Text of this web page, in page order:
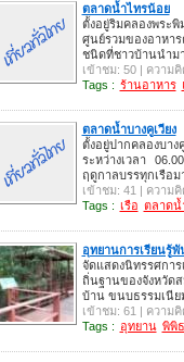
ตลาดน้ำไทรน้อย
ตั้งอยู่ริมคลองพระ
ศูนย์รวมของอาหา
ชนิดที่ชาวบ้านนำม
เข้าชม: 50 | ความ
Tags : ร้านอาหาร
ตลาดน้ำบางคูเวียง
ตั้งอยู่ปากคลองบาง
ระหว่างเวลา
ฤดูกาลบรรทุกเรือม
เข้าชม: 41 | ความ
Tags : เรือ ตลาดน้
อุทยานการเรียนรู้
จัดแสดงนิทรรศการ
ถิ่นฐานของจังหวัด
บ้าน ขนบธรรมเนีย
เข้าชม: 61 | ความ
Tags : อุทยาน พิพิ